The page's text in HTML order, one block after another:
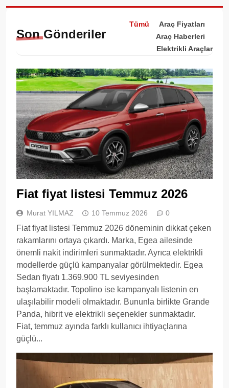
SonGönderiler
Tümü
Araç Fiyatları
Araç Haberleri
Elektrikli Araçlar
Fiat fiyat listesi Temmuz 2026
Murat YILMAZ 10 Temmuz 2026 0
Fiat fiyat listesi Temmuz 2026 döneminin dikkat çeken
rakamlarını ortaya çıkardı. Marka, Egea ailesinde
önemli nakit indirimleri sunmaktadır. Ayrıca elektrikli
modellerde güçlü kampanyalar görülmektedir. Egea
Sedan fiyatı 1.369.900 TL seviyesinden
başlamaktadır. Topolino ise kampanyalı listenin en
ulaşılabilir modeli olmaktadır. Bununla birlikte Grande
Panda, hibrit ve elektrikli seçenekler sunmaktadır.
Fiat, temmuz ayında farklı kullanıcı ihtiyaçlarına
güçlü...